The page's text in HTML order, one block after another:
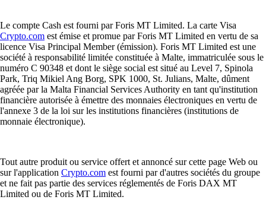
Le compte Cash est fourni par Foris MT Limited. La carte Visa
Crypto.com est émise et promue par Foris MT Limited en vertu de sa
licence Visa Principal Member (émission). Foris MT Limited est une
société à responsabilité limitée constituée à Malte, immatriculée sous le
numéro C 90348 et dont le siège social est situé au Level 7, Spinola
Park, Triq Mikiel Ang Borg, SPK 1000, St. Julians, Malte, dûment
agréée par la Malta Financial Services Authority en tant qu'institution
financière autorisée à émettre des monnaies électroniques en vertu de
l'annexe 3 de la loi sur les institutions financières (institutions de
monnaie électronique).
Tout autre produit ou service offert et annoncé sur cette page Web ou
sur l'application Crypto.com est fourni par d'autres sociétés du groupe
et ne fait pas partie des services réglementés de Foris DAX MT
Limited ou de Foris MT Limited.